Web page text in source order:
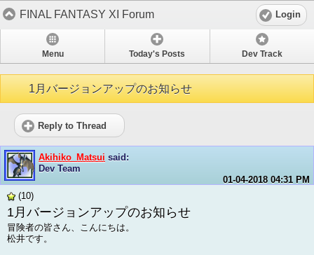
FINAL FANTASY XI Forum Login
Menu Today's Posts Dev Track
1月バージョンアップのお知らせ
Reply to Thread
Akihiko_Matsui said:
Dev Team
01-04-2018 04:31 PM
(10)
1月バージョンアップのお知らせ
冒険者の皆さん、こんにちは。
松井です。